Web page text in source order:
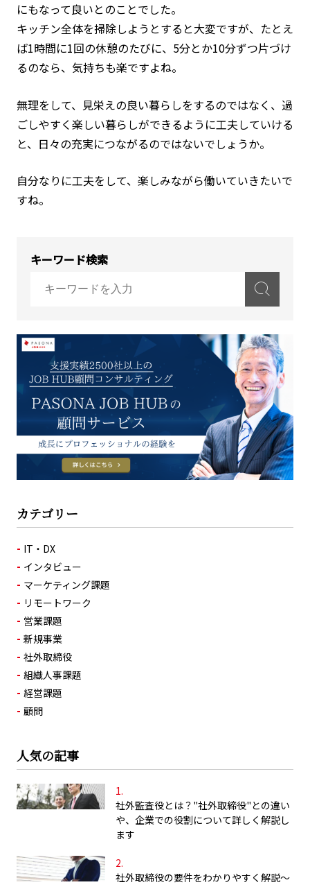
にもなって良いとのことでした。
キッチン全体を掃除しようとすると大変ですが、たとえ
ば1時間に1回の休憩のたびに、5分とか10分ずつ片づけ
るのなら、気持ちも楽ですよね。
無理をして、見栄えの良い暮らしをするのではなく、過
ごしやすく楽しい暮らしができるように工夫していける
と、日々の充実につながるのではないでしょうか。
自分なりに工夫をして、楽しみながら働いていきたいで
すね。
キーワード検索
カテゴリー
IT・DX
インタビュー
マーケティング課題
リモートワーク
営業課題
新規事業
社外取締役
組織人事課題
経営課題
顧問
人気の記事
社外監査役とは？"社外取締役"との違い
や、企業での役割について詳しく解説し
ます
社外取締役の要件をわかりやすく解説～